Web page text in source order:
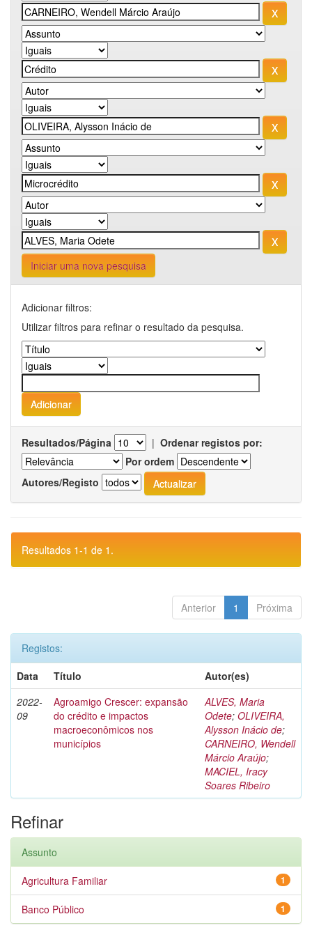
Iniciar uma nova pesquisa
Adicionar filtros:
Utilizar filtros para refinar o resultado da pesquisa.
Resultados/Página | Ordenar registos por:
Por ordem
Autores/Registo
Resultados 1-1 de 1.
Anterior 1 Próxima
Registos:
Data
Título
Autor(es)
2022-
09
Agroamigo Crescer: expansão
do crédito e impactos
macroeconômicos nos
municípios
ALVES, Maria
Odete; OLIVEIRA,
Alysson Inácio de;
CARNEIRO, Wendell
Márcio Araújo;
MACIEL, Iracy
Soares Ribeiro
Refinar
Assunto
1
Agricultura Familiar
1
Banco Público